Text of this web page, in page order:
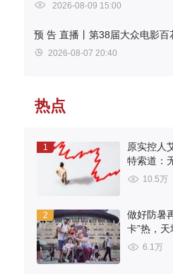
2026-08-09 15:00
预 告 直播丨第38届大众电影
2026-08-07 20:40
热点
1
原实控人
特索道：
10.5万
2
做好防暑
卡”热，
6.1万